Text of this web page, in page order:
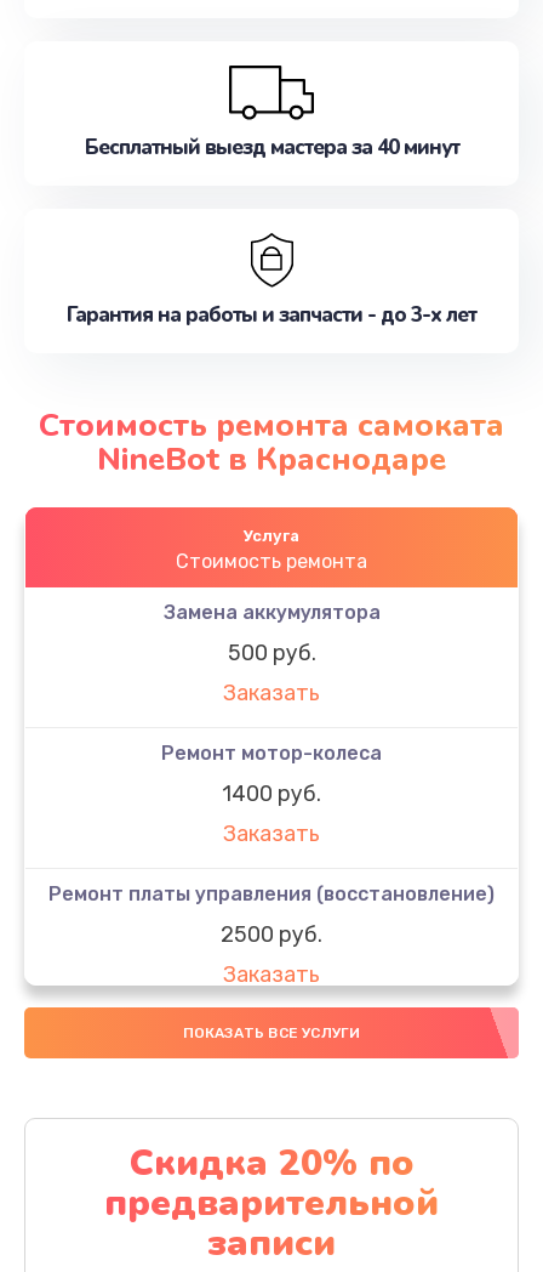
Бесплатный выезд мастера за 40 минут
Гарантия на работы и запчасти - до 3-х лет
Стоимость ремонта самоката
NineBot в Краснодаре
Услуга
Стоимость ремонта
Замена аккумулятора
500 руб.
Заказать
Ремонт мотор-колеса
1400 руб.
Заказать
Ремонт платы управления (восстановление)
2500 руб.
Заказать
Восстановление разъемов питания
Заказать
Замена корпуса
900 руб.
Заказать
ПОКАЗАТЬ ВСЕ УСЛУГИ
Скидка 20% по
предварительной
записи